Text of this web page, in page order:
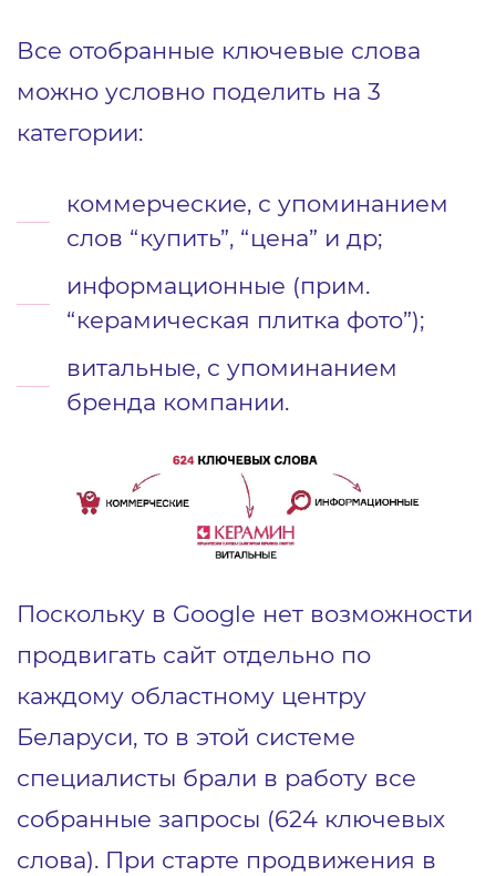
Все отобранные ключевые слова
можно условно поделить на 3
категории:
коммерческие, с упоминанием
слов “купить”, “цена” и др;
информационные (прим.
“керамическая плитка фото”);
витальные, с упоминанием
бренда компании.
Поскольку в Google нет возможности
продвигать сайт отдельно по
каждому областному центру
Беларуси, то в этой системе
специалисты брали в работу все
собранные запросы (624 ключевых
слова). При старте продвижения в